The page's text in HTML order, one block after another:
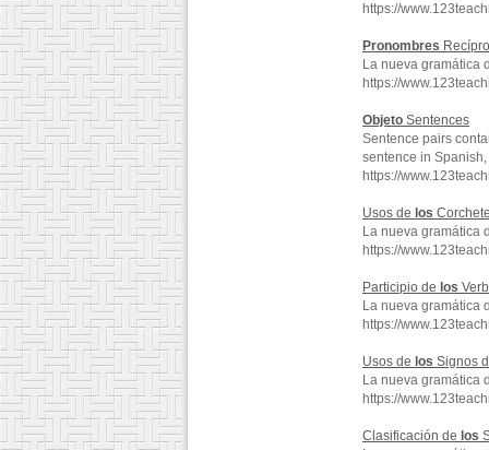
https://
Pronombres
La nueva gramática
https://
Objeto Sentences
Sentence pairs
sentence in
https://
Usos de los
La nueva gramática
https://
Participio de los
La nueva gramática
https://
Usos de los Signos
La nueva gramática
https://
Clasificación de los